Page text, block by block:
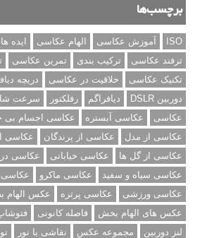
برچسب‌ها
ISO آموزش عکاسی الهام عکاسی ایده
ترفند عکاسی
ترکیب بندی تمرین عکاسی
تکنیک عکاسی
خلاقیت در عکاسی
دریچه
دوربین DSLR
دیافراگم رفلکتور سرعت
عکاسی
عکاسی آبستره
عکاسی اجسام بی
عکاسی از مدل
عکاسی از پرندگان
عکاسی
عکاسی از گل ها
عکاسی خیابانی
عکاسی
عکاسی سیاه و سفید
عکاسی ماکرو
عکاسی
عکاسی ورزشی
عکاسی پرتره
عکس الهام
عکس های الهام بخش
فاصله کانونی
لنز دوربین
مجموعه عکس نقاشی با نور